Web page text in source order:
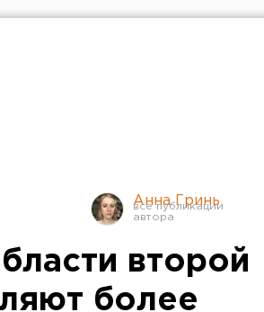
Анна Гринь
второй
более